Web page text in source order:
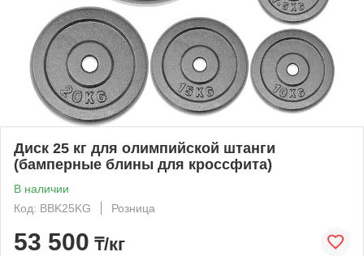
Диск 25 кг для олимпийской штанги
(бамперные блины для кроссфита)
В наличии
Код: BBK25KG
Розница
53 500 ₸/кг